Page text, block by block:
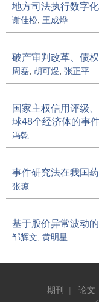
地方司法执行数字
谢佳松 王成烨
破产审判改革、债
周磊 胡可煜 张正平
国家主权信用评级
球48个经济体的事
冯乾
事件研究法在我国
张琼
基于股价异常波动
邹辉文 黄明星
期刊 | 论文